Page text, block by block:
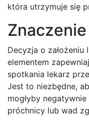
która utrzymuje się
Decyzja o
elementem
spotkania lekarz
Jest to niezbędne,
mogłyby
próchnicy lub wad